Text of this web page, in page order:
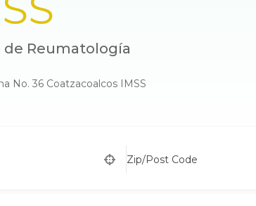
de Reumatología
No. 36 Coatzacoalcos IMSS
Zip/Post Code